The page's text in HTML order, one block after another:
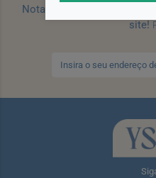
Nota: Para receber o
site!